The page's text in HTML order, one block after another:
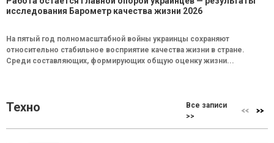
исследования Барометр качества жизни 2026
На пятый год полномасштабной войны украинцы сохраняют
относительно стабильное восприятие качества жизни в стране.
Среди составляющих, формирующих общую оценку жизни...
Техно
Все записи
>>